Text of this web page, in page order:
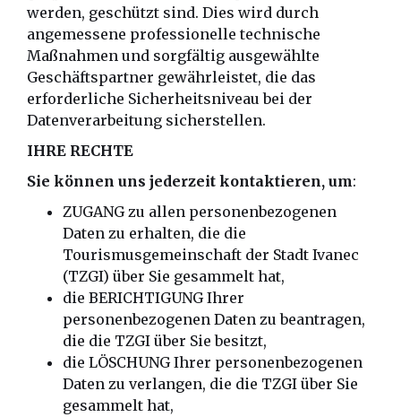
werden, geschützt sind. Dies wird durch
angemessene professionelle technische
Maßnahmen und sorgfältig ausgewählte
Geschäftspartner gewährleistet, die das
erforderliche Sicherheitsniveau bei der
Datenverarbeitung sicherstellen.
IHRE RECHTE
Sie können uns jederzeit kontaktieren, um:
ZUGANG zu allen personenbezogenen
Daten zu erhalten, die die
Tourismusgemeinschaft der Stadt Ivanec
(TZGI) über Sie gesammelt hat,
die BERICHTIGUNG Ihrer
personenbezogenen Daten zu beantragen,
die die TZGI über Sie besitzt,
die LÖSCHUNG Ihrer personenbezogenen
Daten zu verlangen, die die TZGI über Sie
gesammelt hat,